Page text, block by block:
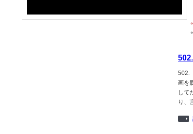
502.
画を
して
り、